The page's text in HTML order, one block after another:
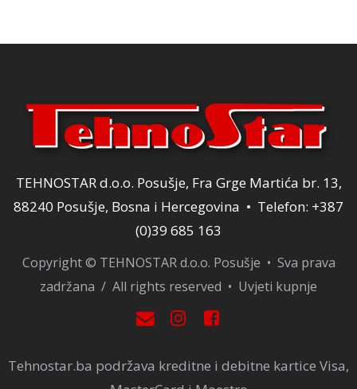
TEHNOSTAR d.o.o. Posušje, Fra Grge Martića br. 13,
88240 Posušje, Bosna i Hercegovina • Telefon: +387
(0)39 685 163
Copyright © TEHNOSTAR d.o.o. Posušje • Sva prava
zadržana / All rights reserved • Uvjeti kupnje
Tehnostar.ba podržava kreditne i debitne kartice Visa,